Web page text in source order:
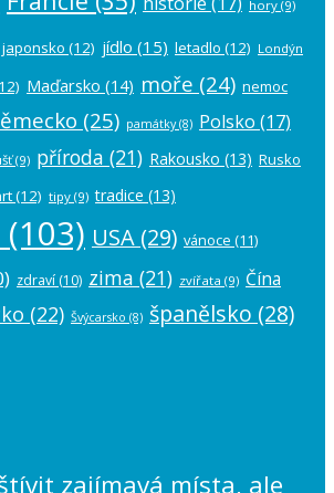
hory (9)
japonsko (12) jídlo (15) letadlo (12) Londýn
Maďarsko (14) moře (24) nemoc
(25) památky(8) Polsko (17)
(9) příroda (21) Rakousko (13) Rusko
(12) tipy (9) tradice (13)
(103) USA (29) vánoce (11)
zdraví (10) zima (21) zvířata (9) Čína
(22) Švýcarsko (8) španělsko (28)
zajímavá místa, ale